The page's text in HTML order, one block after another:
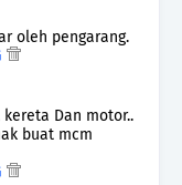
oleh pengarang.
Dan motor..
buat mcm